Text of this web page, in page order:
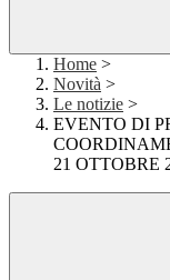
Home >
Novità >
Le notizie >
EVENTO DI
21 OTTOBRE